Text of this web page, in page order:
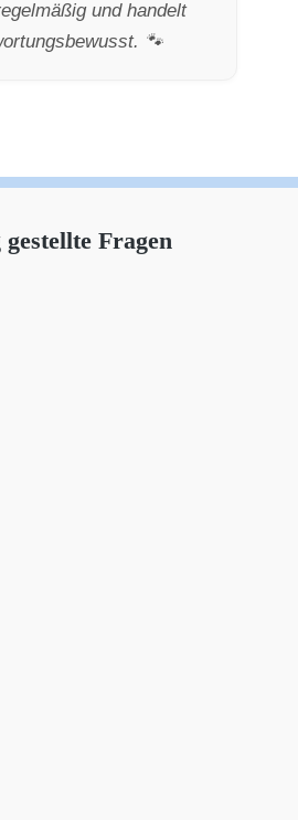
und handelt
🐾
Fragen